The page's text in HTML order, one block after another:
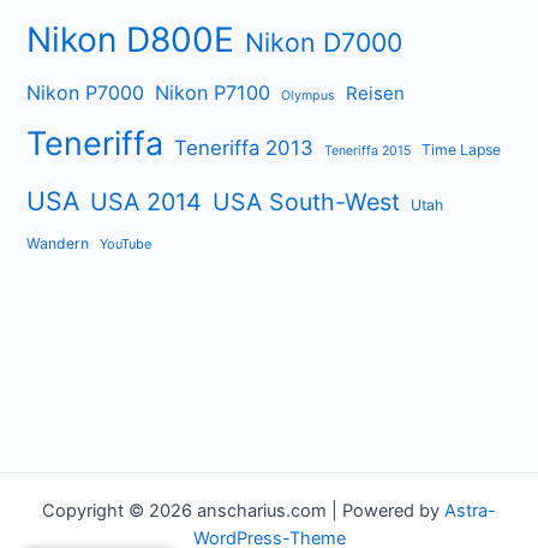
Nikon D800E Nikon D7000
Nikon P7000 Nikon P7100 Olympus Reisen
Teneriffa Teneriffa 2013 Teneriffa 2015 Time Lapse
USA USA 2014 USA South-West Utah
Wandern YouTube
Copyright © 2026 anscharius.com | Powered by Astra-
WordPress-Theme